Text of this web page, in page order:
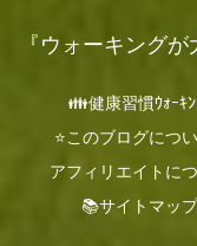
『ウォーキング
👪健康習慣ｳｫｰｷﾝ
⭐️このブログにつ
アフィリエイトに
📚サイトマップ